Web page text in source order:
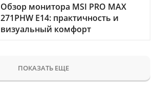
Обзор монитора MSI PRO MAX
271PHW E14: практичность и
визуальный комфорт
ПОКАЗАТЬ ЕЩЕ